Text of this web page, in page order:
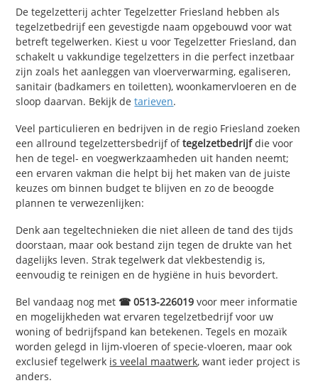
De tegelzetterij achter Tegelzetter Friesland hebben als
tegelzetbedrijf een gevestigde naam opgebouwd voor wat
betreft tegelwerken. Kiest u voor Tegelzetter Friesland, dan
schakelt u vakkundige tegelzetters in die perfect inzetbaar
zijn zoals het aanleggen van vloerverwarming, egaliseren,
sanitair (badkamers en toiletten), woonkamervloeren en de
sloop daarvan. Bekijk detarieven.
Veel particulieren en bedrijven in de regio Friesland zoeken
een allround tegelzettersbedrijf oftegelzetbedrijfdie voor
hen de tegel- en voegwerkzaamheden uit handen neemt;
een ervaren vakman die helpt bij het maken van de juiste
keuzes om binnen budget te blijven en zo de beoogde
plannen te verwezenlijken:
Denk aan tegeltechnieken die niet alleen de tand des tijds
doorstaan, maar ook bestand zijn tegen de drukte van het
dagelijks leven. Strak tegelwerk dat vlekbestendig is,
eenvoudig te reinigen en de hygiëne in huis bevordert.
Bel vandaag nog met ☎ 0513-226019 voor meer informatie
en mogelijkheden wat ervaren tegelzetbedrijf voor uw
woning of bedrijfspand kan betekenen. Tegels en mozaïk
worden gelegd in lijm-vloeren of specie-vloeren, maar ook
exclusief tegelwerk is veelal maatwerk, want ieder project is
anders.